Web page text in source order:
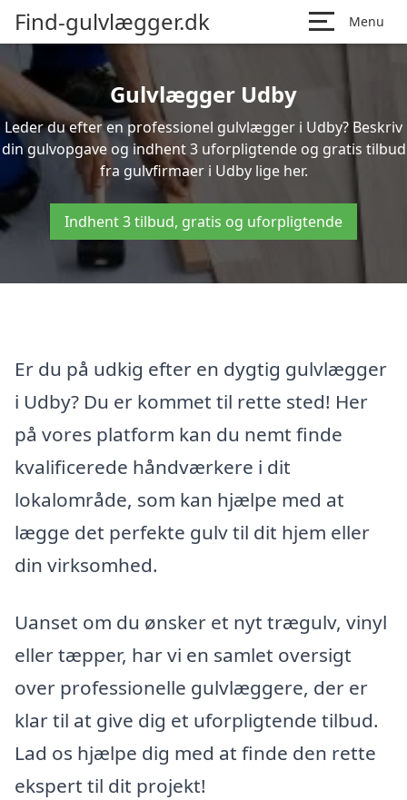
Find-gulvlægger.dk Menu
Gulvlægger Udby
Leder du efter en professionel gulvlægger i Udby? Beskriv
din gulvopgave og indhent 3 uforpligtende og gratis tilbud
fra gulvfirmaer i Udby lige her.
Indhent 3 tilbud, gratis og uforpligtende
Er du på udkig efter en dygtig gulvlægger
i Udby? Du er kommet til rette sted! Her
på vores platform kan du nemt finde
kvalificerede håndværkere i dit
lokalområde, som kan hjælpe med at
lægge det perfekte gulv til dit hjem eller
din virksomhed.
Uanset om du ønsker et nyt trægulv, vinyl
eller tæpper, har vi en samlet oversigt
over professionelle gulvlæggere, der er
klar til at give dig et uforpligtende tilbud.
Lad os hjælpe dig med at finde den rette
ekspert til dit projekt!